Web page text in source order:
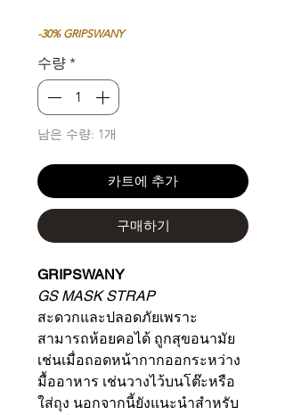
가
-30% GRIPSWANY
수량 *
남은 수량: 1개
카트에 추가
구매하기
GRIPSWANY
GS MASK STRAP
สะดวกและปลอดภัยเพราะ
สามารถห้อยคอได้ ถูกสุขอนามัย
เช่นเมื่อถอดหน้ากากออกระหว่าง
มื้ออาหาร เช่นวางไว้บนโต๊ะหรือ
ใส่ถุง นอกจากนี้ยังแนะนำสำหรับ